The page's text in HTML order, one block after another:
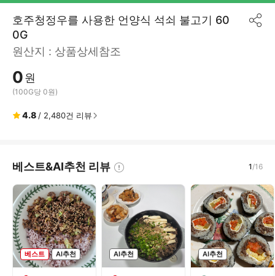
호주청정우를 사용한 언양식 석쇠 불고기 60
0G
원산지 : 상품상세참조
0원
(100G당 0원)
4.8 / 2,480건 리뷰
공
베스트&AI추천 리뷰 1/16
베스트 AI추천 AI추천 AI추천